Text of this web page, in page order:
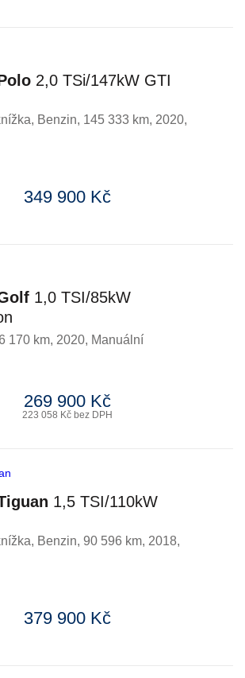
2,0 TSi/147kW GTI
, Benzin, 145 333 km, 2020,
349 900 Kč
1,0 TSI/85kW
170 km, 2020, Manuální
269 900 Kč
223 058 Kč bez DPH
1,5 TSI/110kW
, Benzin, 90 596 km, 2018,
379 900 Kč